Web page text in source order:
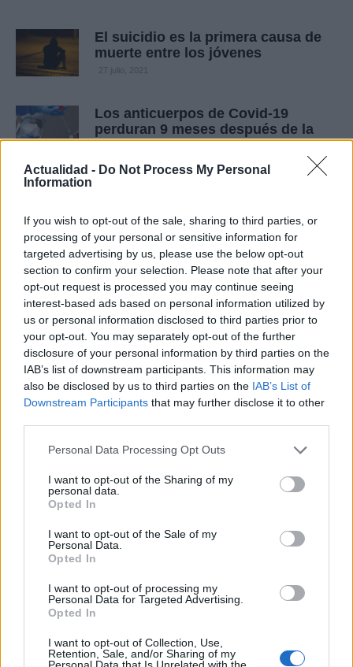
Actualidad - Do Not Process My Personal
Information
If you wish to opt-out of the sale, sharing to third parties, or
processing of your personal or sensitive information for
targeted advertising by us, please use the below opt-out
section to confirm your selection. Please note that after your
opt-out request is processed you may continue seeing
interest-based ads based on personal information utilized by
us or personal information disclosed to third parties prior to
your opt-out. You may separately opt-out of the further
disclosure of your personal information by third parties on the
IAB’s list of downstream participants. This information may
also be disclosed by us to third parties on the IAB’s List of
Downstream Participants that may further disclose it to other
Please note that this website/app uses one or more Google
not limited to your visit or usage behaviour. You may click to
grant or deny consent to Google and its third-party tags to
use your data for below specified purposes in below Google
consent section.
Personal Data Processing Opt Outs
I want to opt-out of the Sharing of my
personal data.
Opted In
I want to opt-out of the Sale of my
Personal Data.
Opted In
I want to opt-out of processing my
Personal Data for Targeted Advertising.
Opted In
I want to opt-out of Collection, Use,
Retention, Sale, and/or Sharing of my
Personal Data that Is Unrelated with the
El suicidio es la primera causa de
muerte entre los jóvenes
27 julio, 2021
Los anticuerpos de Covid-19
perduran 9 meses después de la
infección
semana: esto es lo que le ocurre a
su cuerpo
19 julio, 2021
Según la ciencia, amamos a tres
personas, pero sólo una es el
verdadero amor
¿Por qué damos los besos en la
boca? Tiene una explicación
científica
Un menor belga de 11 años se
graduó de Física en sólo 9 meses
Un estudio afirma que las madres
hijas con éxito
3 julio, 2021
Un estudiante se toma unas